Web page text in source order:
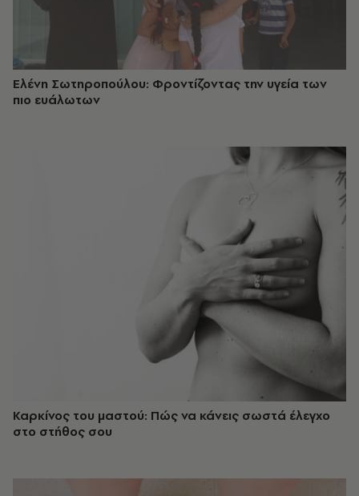
Ελένη Σωτηροπούλου: Φροντίζοντας την υγεία των
πιο ευάλωτων
Καρκίνος του μαστού: Πώς να κάνεις σωστά έλεγχο
στο στήθος σου